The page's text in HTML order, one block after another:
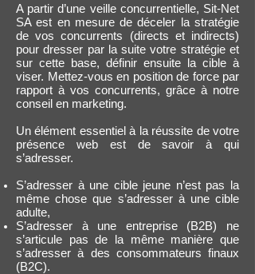
A partir d’une veille concurrentielle, Sit-Net
SA est en mesure de déceler la stratégie
de vos concurrents (directs et indirects)
pour dresser par la suite votre stratégie et
sur cette base, définir ensuite la cible à
viser. Mettez-vous en position de force par
rapport à vos concurrents, grâce à notre
conseil en marketing.
Un élément essentiel à la réussite de votre
présence web est de savoir à qui
s’adresser.
S’adresser à une cible jeune n’est pas la
même chose que s’adresser à une cible
adulte,
S’adresser à une entreprise (B2B) ne
s’articule pas de la même manière que
s’adresser à des consommateurs finaux
(B2C).